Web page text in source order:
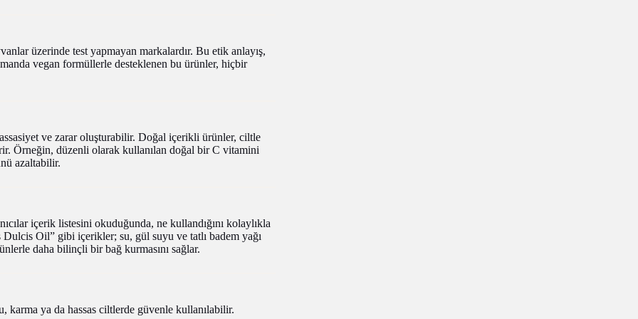
üzerinde test yapmayan markalardır. Bu etik anlayış,
vegan formüllerle desteklenen bu ürünler, hiçbir
ve zarar oluşturabilir. Doğal içerikli ürünler, ciltle
Örneğin, düzenli olarak kullanılan doğal bir C vitamini
azaltabilir.
içerik listesini okuduğunda, ne kullandığını kolaylıkla
Oil” gibi içerikler; su, gül suyu ve tatlı badem yağı
daha bilinçli bir bağ kurmasını sağlar.
ya da hassas ciltlerde güvenle kullanılabilir.